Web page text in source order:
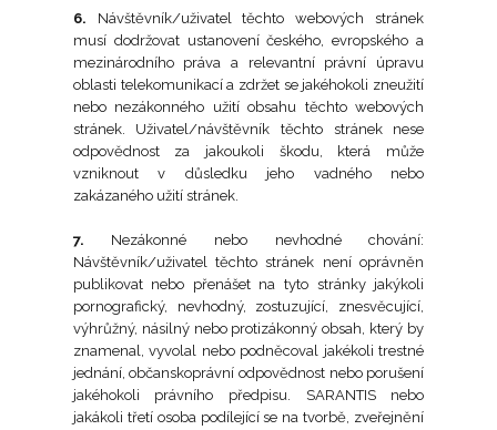
6. Návštěvník/uživatel těchto webových stránek
musí dodržovat ustanovení českého, evropského a
mezinárodního práva a relevantní právní úpravu
oblasti telekomunikací a zdržet se jakéhokoli zneužití
nebo nezákonného užití obsahu těchto webových
stránek. Uživatel/návštěvník těchto stránek nese
odpovědnost za jakoukoli škodu, která může
vzniknout v důsledku jeho vadného nebo
zakázaného užití stránek.
7. Nezákonné nebo nevhodné chování:
Návštěvník/uživatel těchto stránek není oprávněn
publikovat nebo přenášet na tyto stránky jakýkoli
pornografický, nevhodný, zostuzující, znesvěcující,
výhrůžný, násilný nebo protizákonný obsah, který by
znamenal, vyvolal nebo podněcoval jakékoli trestné
jednání, občanskoprávní odpovědnost nebo porušení
jakéhokoli právního předpisu. SARANTIS nebo
jakákoli třetí osoba podílející se na tvorbě, zveřejnění